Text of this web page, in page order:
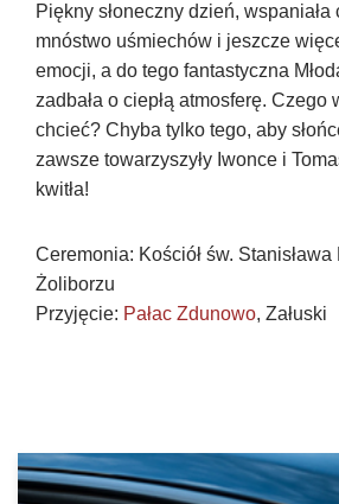
Piękny słoneczny dzień, wspaniała
mnóstwo uśmiechów i jeszcze
emocji, a do tego fantastyczna
zadbała o ciepłą atmosferę. Czego
chcieć? Chyba tylko tego, aby
zawsze towarzyszyły Iwonce i
kwitła!
Ceremonia: Kościół św. Stanisława
Żoliborzu
Przyjęcie: Pałac Zdunowo, Załuski